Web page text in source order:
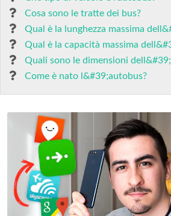
Cosa sono le tratte dei bus?
Qual è la lunghezza massima
Qual è la capacità massima
Quali sono le dimensioni
Come è nato l&#39;autobus?